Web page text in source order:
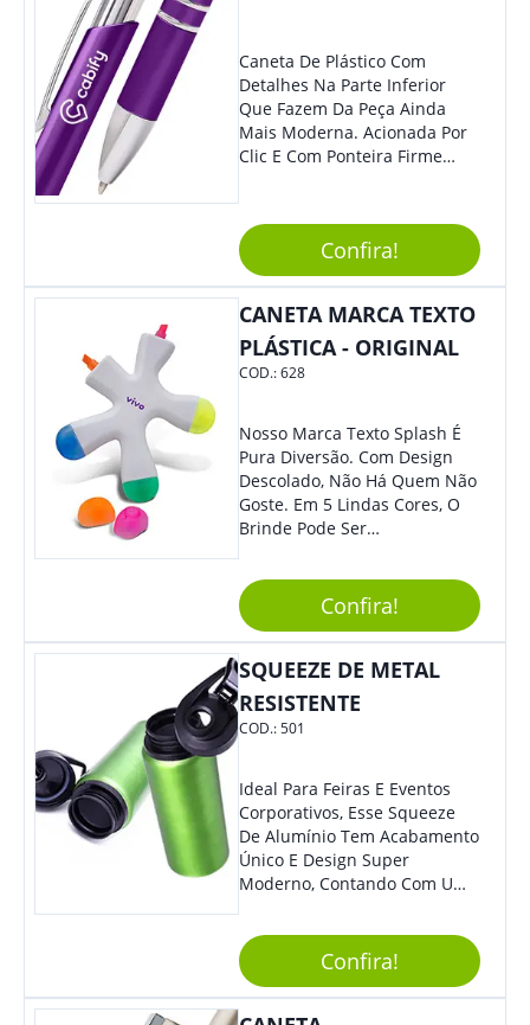
Caneta De Plástico Com
Detalhes Na Parte Inferior
Que Fazem Da Peça Ainda
Mais Moderna. Acionada Por
Clic E Com Ponteira Firme
Confira!
CANETA MARCA TEXTO
PLÁSTICA - ORIGINAL
COD.:628
Nosso Marca Texto Splash É
Pura Diversão. Com Design
Descolado, Não Há Quem Não
Goste. Em 5 Lindas Cores, O
Brinde Pode Ser
Marca, Demais, Não É? Não
Perca Essa Chance E Ofereça
A Seus Clientes E
Colaboradores.
Confira!
SQUEEZE DE METAL
RESISTENTE
COD.:501
Ideal Para Feiras E Eventos
Corporativos, Esse Squeeze
De Alumínio Tem Acabamento
Único E Design Super
Moderno, Contando Com Uma
Permite Vazamentos. Sem
Dúvidas É Um Brinde Prático
Que Levará Sua Marca Com
Muito Estilo, Agradando À
Confira!